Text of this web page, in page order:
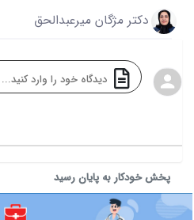
دکتر مژگان میرعبدالحق
پخش خودکار به پایان رسید